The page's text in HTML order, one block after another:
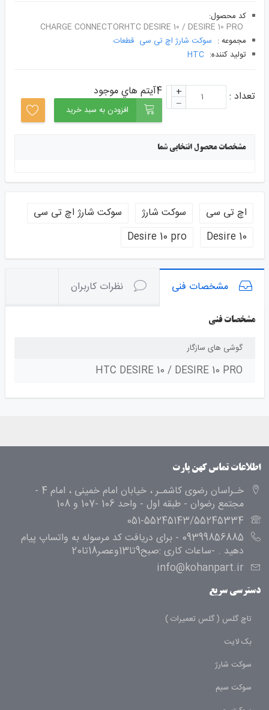
کد محصول:
CHARGE CONNECTORHTC DESIRE 10 / DESIRE 10 PRO
مجموعه : سوکت شارژ اچ تی سی قطعات
توليد کننده: HTC
4آيتم هاي موجود تعداد : +
– افزودن به سبد خرید
مشخصات محصول انتخابی شما
اچ تی سی سوکت شارژ
سوکت شارژ اچ تی سی
Desire 10
Desire 10 pro
مشخصات فنی نظرات کاربران
مشخصات فنی
گوشی های سازگار
HTC DESIRE 10 / DESIRE 10 PRO
اطلاعات تماس کهن پارت
خـراسان رضوی کاشمـر ، خیابان امام خمینی ، امام 4 -
مجتمع رضوان - طبقه اول - واحد 106 -107 و 108
051-55245143/55245334
09399856885 - برای دریافت کد مرسوله به واتساپ پیام
دهید . -ساعات کاری :صبح9تا13وعصر18تا20
info@kohanpart.ir
دسترسی سریع
تاچ گلس ( گلس تعمیرات )
بک لایت
سوکت شارژ
سوکت سیم